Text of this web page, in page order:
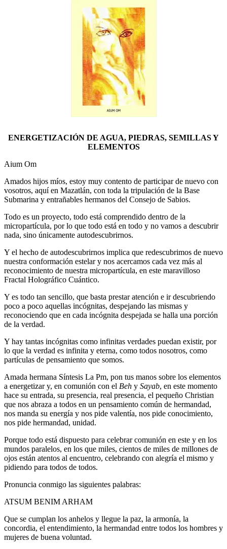
ENERGETIZACIÓN DE AGUA, PIEDRAS, SEMILLAS Y
ELEMENTOS
Aium Om
Amados hijos míos, estoy muy contento de participar de nuevo con
vosotros, aquí en Mazatlán, con toda la tripulación de la Base
Submarina y entrañables hermanos del Consejo de Sabios.
Todo es un proyecto, todo está comprendido dentro de la
micropartícula, por lo que todo está en todo y no vamos a descubrir
nada, sino únicamente autodescubrirnos.
Y el hecho de autodescubrirnos implica que redescubrimos de nuevo
nuestra conformación estelar y nos acercamos cada vez más al
reconocimiento de nuestra micropartícula, en este maravilloso
Fractal Holográfico Cuántico.
Y es todo tan sencillo, que basta prestar atención e ir descubriendo
poco a poco aquellas incógnitas, despejando las mismas y
reconociendo que en cada incógnita despejada se halla una porción
de la verdad.
Y hay tantas incógnitas como infinitas verdades puedan existir, por
lo que la verdad es infinita y eterna, como todos nosotros, como
partículas de pensamiento que somos.
Amada hermana Síntesis La Pm, pon tus manos sobre los elementos
a energetizar y, en comunión con el Beh y Sayab, en este momento
hace su entrada, su presencia, real presencia, el pequeño Christian
que nos abraza a todos en un pensamiento común de hermandad,
nos manda su energía y nos pide valentía, nos pide conocimiento,
nos pide hermandad, unidad.
Porque todo está dispuesto para celebrar comunión en este y en los
mundos paralelos, en los que miles, cientos de miles de millones de
ojos están atentos al encuentro, celebrando con alegría el mismo y
pidiendo para todos de todos.
Pronuncia conmigo las siguientes palabras:
ATSUM BENIM ARHAM
Que se cumplan los anhelos y llegue la paz, la armonía, la
concordia, el entendimiento, la hermandad entre todos los hombres y
mujeres de buena voluntad.